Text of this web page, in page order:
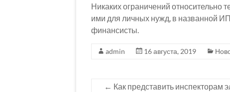
Никаких ограничений относительно
ими для личных нужд, в названной
финансисты.
admin 16 августа, 2019
← Как представить инспекторам